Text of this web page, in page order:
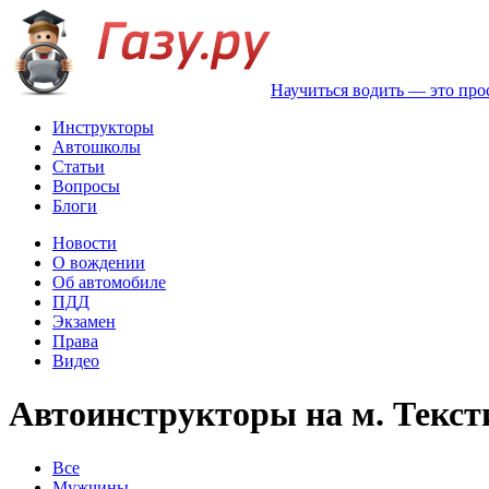
Научиться водить — это
Инструкторы
Автошколы
Статьи
Вопросы
Блоги
Новости
О вождении
Об автомобиле
ПДД
Экзамен
Права
Видео
Автоинструкторы на м.
Все